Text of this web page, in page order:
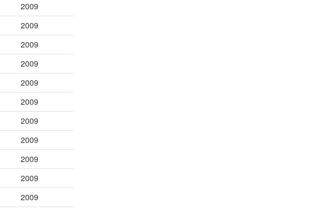
2009
2009
2009
2009
2009
2009
2009
2009
2009
2009
2009